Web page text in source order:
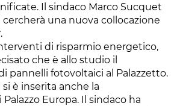
Il sindaco Marco Sucquet
cercherà una nuova collocazione
di risparmio energetico,
che è allo studio il
pannelli fotovoltaici al Palazzetto.
è inserita anche la
Europa. Il sindaco ha